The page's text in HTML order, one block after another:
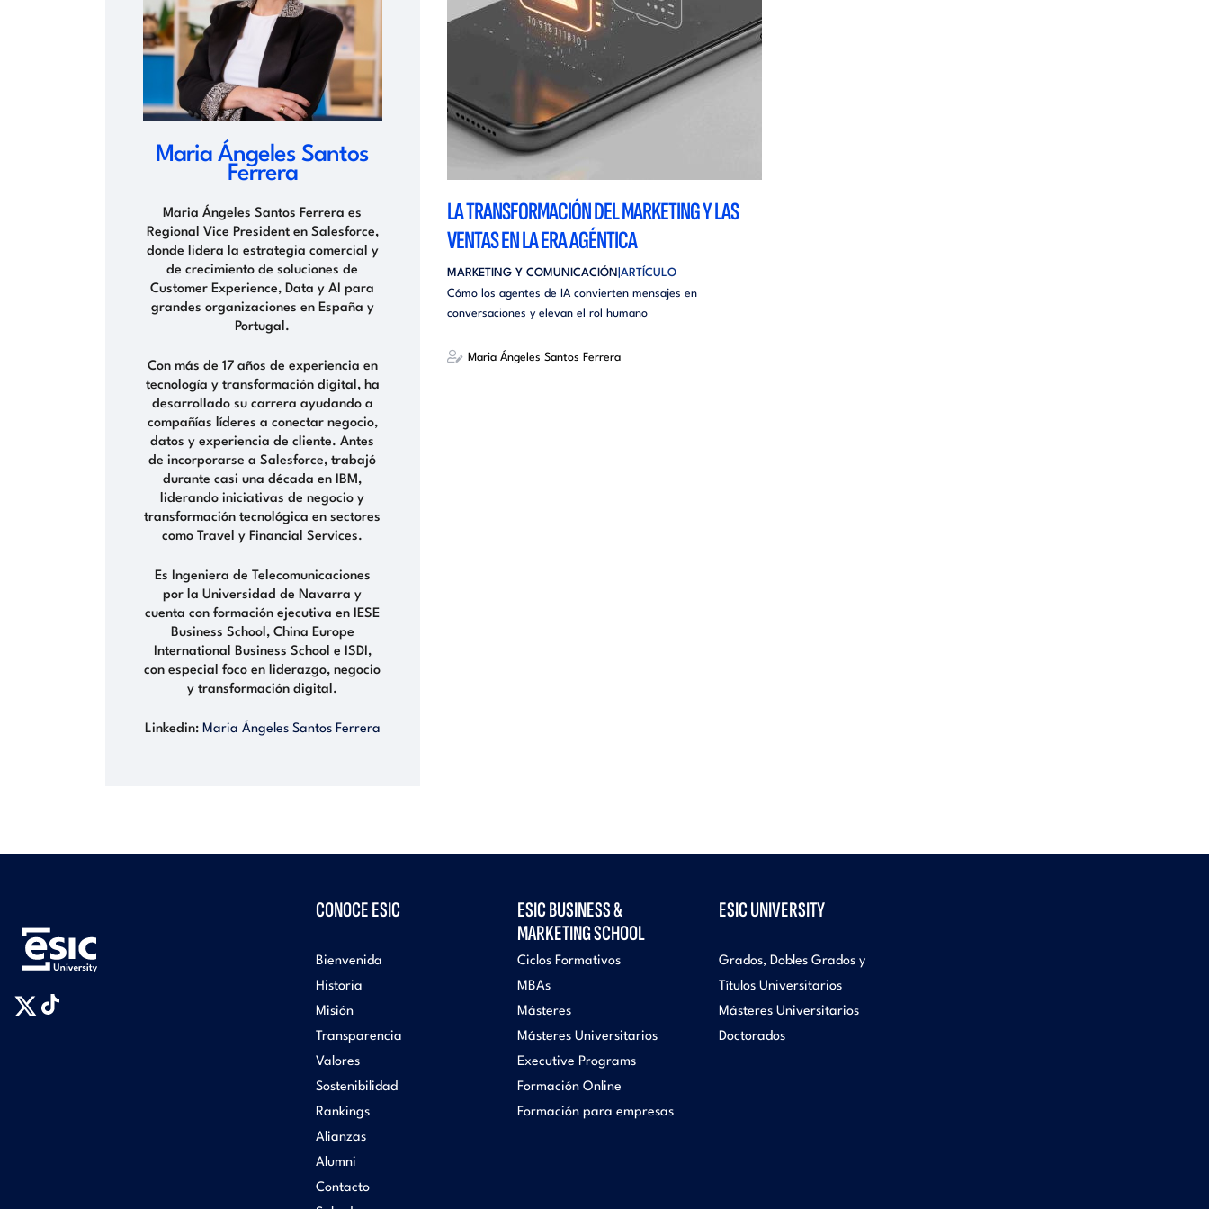
Maria Ángeles Santos
Ferrera
Maria Ángeles Santos Ferrera es
Regional Vice President en Salesforce,
donde lidera la estrategia comercial y
de crecimiento de soluciones de
Customer Experience, Data y AI para
grandes organizaciones en España y
Portugal.
Con más de 17 años de experiencia en
tecnología y transformación digital, ha
desarrollado su carrera ayudando a
compañías líderes a conectar negocio,
datos y experiencia de cliente. Antes
de incorporarse a Salesforce, trabajó
durante casi una década en IBM,
liderando iniciativas de negocio y
transformación tecnológica en sectores
como Travel y Financial Services.
Es Ingeniera de Telecomunicaciones
por la Universidad de Navarra y
cuenta con formación ejecutiva en IESE
Business School, China Europe
International Business School e ISDI,
con especial foco en liderazgo, negocio
y transformación digital.
Linkedin: Maria Ángeles Santos Ferrera
LA TRANSFORMACIÓN DEL MARKETING Y LAS
VENTAS EN LA ERA AGÉNTICA
MARKETING Y COMUNICACIÓN ARTÍCULO
Cómo los agentes de IA convierten mensajes en
conversaciones y elevan el rol humano
Maria Ángeles Santos Ferrera
CONOCE ESIC
Bienvenida
Historia
Misión
Transparencia
Valores
Sostenibilidad
Rankings
Alianzas
Alumni
Contacto
ESIC BUSINESS &
MARKETING SCHOOL
Ciclos Formativos
MBAs
Másteres
Másteres Universitarios
Executive Programs
Formación Online
Formación para empresas
ESIC UNIVERSITY
Grados, Dobles Grados y
Títulos Universitarios
Másteres Universitarios
Doctorados